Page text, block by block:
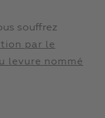
souffrez
par le
levure nommé